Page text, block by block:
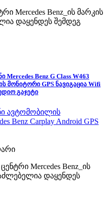
Mercedes Benz_ის მარკის
დაყენდეს შემდეგ
Benz G Class W463
მონიტორი GPS ნავიგაცია Wifi
გაჯეტი
Mercedes Benz_ის
დაყენდეს